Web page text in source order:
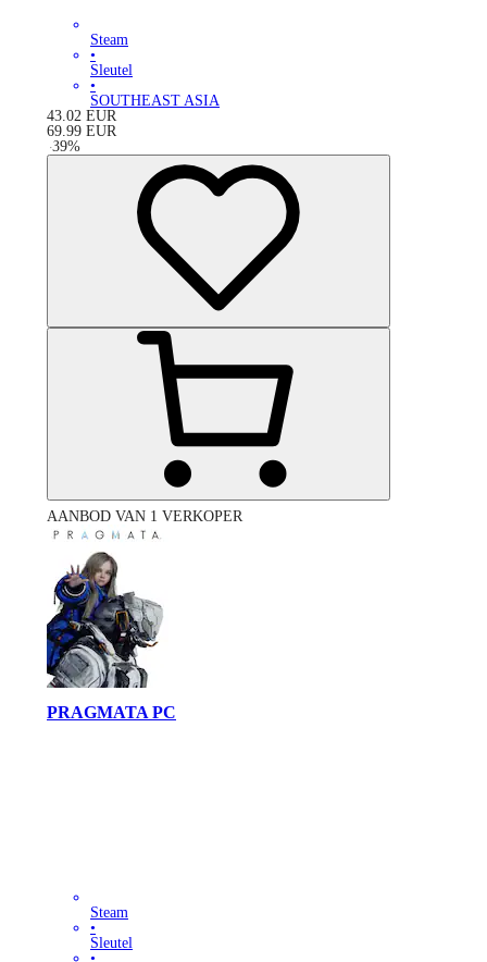
Steam
•
Sleutel
•
SOUTHEAST ASIA
43.02 EUR
69.99 EUR
-39%
AANBOD VAN 1 VERKOPER
PRAGMATA PC
Steam
•
Sleutel
•